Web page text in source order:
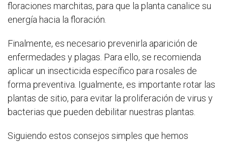
floraciones marchitas, para que la planta canalice su
energía hacia la floración.
Finalmente, es necesario prevenirla aparición de
enfermedades y plagas. Para ello, se recomienda
aplicar un insecticida específico para rosales de
forma preventiva. Igualmente, es importante rotar las
plantas de sitio, para evitar la proliferación de virus y
bacterias que pueden debilitar nuestras plantas.
Siguiendo estos consejos simples que hemos